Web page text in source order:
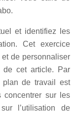
et identifiez les
Cet exercice
de personnaliser
de cet article. Par
plan de travail est
concentrer sur les
l’utilisation de